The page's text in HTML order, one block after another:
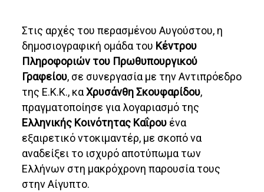
Στις αρχές του περασμένου Αυγούστου, η
δημοσιογραφική ομάδα του Κέντρου
Πληροφοριών του Πρωθυπουργικού
Γραφείου, σε συνεργασία με την Αντιπρόεδρο
της Ε.Κ.Κ., καΧρυσάνθη Σκουφαρίδου,
πραγματοποίησε για λογαριασμό της
Ελληνικής Κοινότητας Καΐρου ένα
εξαιρετικό ντοκιμαντέρ, με σκοπό να
αναδείξει το ισχυρό αποτύπωμα των
Ελλήνων στη μακρόχρονη παρουσία τους
στην Αίγυπτο.